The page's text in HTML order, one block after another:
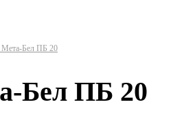
Мета-Бел ПБ 20
Бел ПБ 20